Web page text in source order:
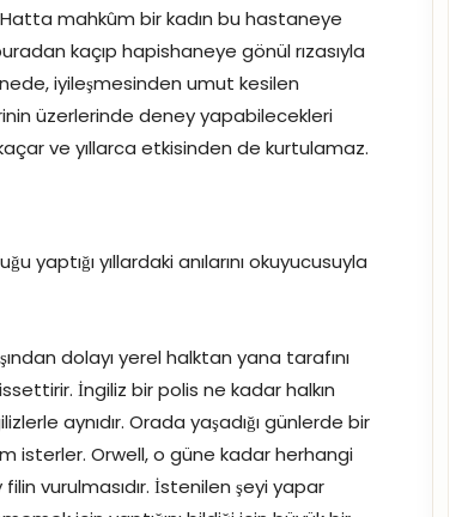
Hatta mahkûm bir kadın bu hastaneye
kaçıp hapishaneye gönül rızasıyla
iyileşmesinden umut kesilen
üzerlerinde deney yapabilecekleri
ve yıllarca etkisinden de kurtulamaz.
yaptığı yıllardaki anılarını okuyucusuyla
dolayı yerel halktan yana tarafını
İngiliz bir polis ne kadar halkın
aynıdır. Orada yaşadığı günlerde bir
isterler. Orwell, o güne kadar herhangi
vurulmasıdır. İstenilen şeyi yapar